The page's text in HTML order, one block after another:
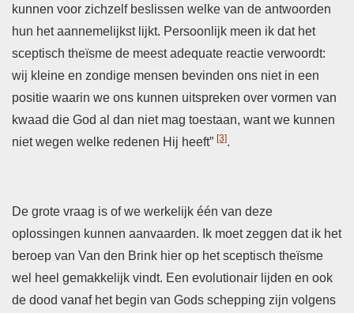
kunnen voor zichzelf beslissen welke van de antwoorden
hun het aannemelijkst lijkt. Persoonlijk meen ik dat het
sceptisch theïsme de meest adequate reactie verwoordt:
wij kleine en zondige mensen bevinden ons niet in een
positie waarin we ons kunnen uitspreken over vormen van
kwaad die God al dan niet mag toestaan, want we kunnen
niet wegen welke redenen Hij heeft” [3].
De grote vraag is of we werkelijk één van deze
oplossingen kunnen aanvaarden. Ik moet zeggen dat ik het
beroep van Van den Brink hier op het sceptisch theïsme
wel heel gemakkelijk vindt. Een evolutionair lijden en ook
de dood vanaf het begin van Gods schepping zijn volgens